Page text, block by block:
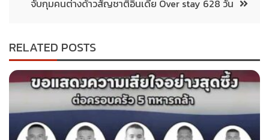
จับกุมคนต่างด้าวสัญชาติอินเดีย Over stay 628 วัน
RELATED POSTS